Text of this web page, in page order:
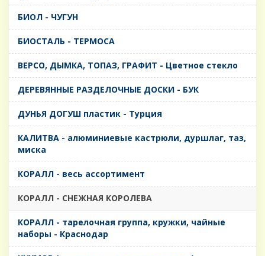
БИОЛ - ЧУГУН
БИОСТАЛЬ - ТЕРМОСА
ВЕРСО, ДЫМКА, ТОПАЗ, ГРАФИТ - Цветное стекло
ДЕРЕВЯННЫЕ РАЗДЕЛОЧНЫЕ ДОСКИ - БУК
ДУНЬЯ ДОГУШ пластик - Турция
КАЛИТВА - алюминиевые кастрюли, дуршлаг, таз,
миска
КОРАЛЛ - весь ассортимент
КОРАЛЛ - СНЕЖНАЯ КОРОЛЕВА
КОРАЛЛ - тарелочная группа, кружки, чайные
наборы - Краснодар